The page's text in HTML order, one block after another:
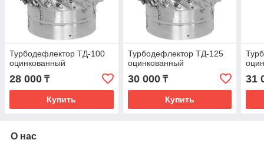
Турбодефлектор ТД-100
оцинкованный
28 000 ₸
Купить
Турбодефлектор ТД-125
оцинкованный
30 000₸
Купить
31
О нас